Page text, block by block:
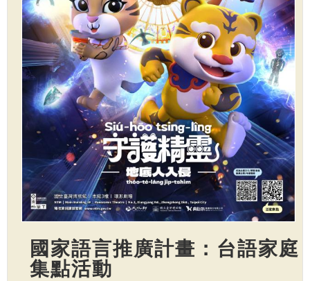
國家語言推廣計畫：台語家庭
集點活動